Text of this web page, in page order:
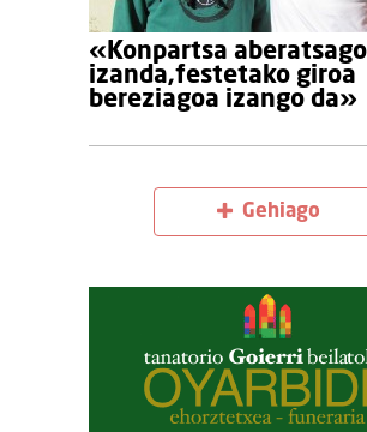
«Konpartsa
izanda,festetako giroa
bereziagoa izango da»
Gehiago